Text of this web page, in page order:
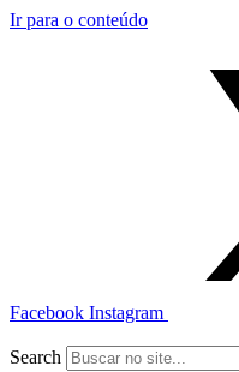
Ir para o conteúdo
Facebook Instagram
Search